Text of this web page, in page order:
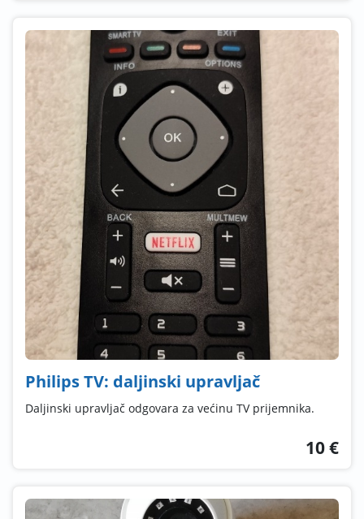
Philips TV: daljinski upravljač
Daljinski upravljač odgovara za većinu TV prijemnika.
10 €